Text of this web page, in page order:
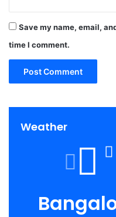
Save my name, email,
time I comment.
Weather